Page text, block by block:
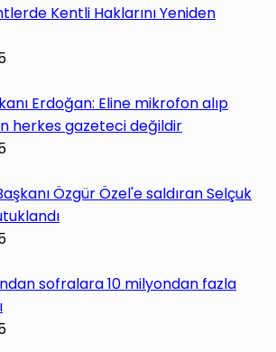
Kentli Haklarını Yeniden
Erdoğan: Eline mikrofon alıp
herkes gazeteci değildir
Özgür Özel'e saldıran Selçuk
sofralara 10 milyondan fazla